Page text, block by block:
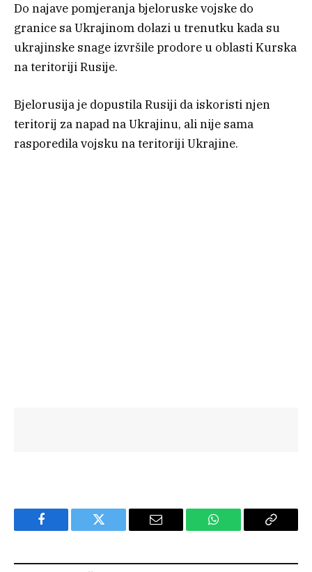
Do najave pomjeranja bjeloruske vojske do
granice sa Ukrajinom dolazi u trenutku kada su
ukrajinske snage izvršile prodore u oblasti Kurska
na teritoriji Rusije.
Bjelorusija je dopustila Rusiji da iskoristi njen
teritorij za napad na Ukrajinu, ali nije sama
rasporedila vojsku na teritoriji Ukrajine.
Facebook Twitter Email WhatsApp Copy